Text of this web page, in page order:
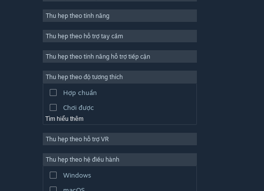
Đơn giản
Mô phỏng
Sản xuất video
Chỉnh sửa ảnh
Thu hẹp theo tính năng
Thu hẹp theo hỗ trợ tay cầm
Thu hẹp theo tính năng hỗ trợ tiếp cận
Thu hẹp theo độ tương thích
Hợp chuẩn
Chơi được
Tìm hiểu thêm
Thu hẹp theo hỗ trợ VR
Thu hẹp theo hệ điều hành
Windows